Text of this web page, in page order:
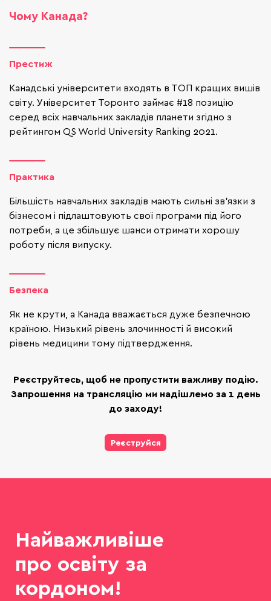
Чому Канада?
Престиж
Канадські університети входять в ТОП кращих вишів
світу. Університет Торонто займає #18 позицію
серед всіх навчальних закладів планети згідно з
рейтингом QS World University Ranking 2021.
Практика
Більшість навчальних закладів мають сильні зв'язки з
бізнесом і підлаштовують свої програми під його
потреби, а це збільшує шанси отримати хорошу
роботу після випуску.
Безпека
Як не крути, а Канада вважається дуже безпечною
країною. Низький рівень злочинності й високий
рівень медицини тому підтвердження.
Реєструйтесь, щоб не пропустити важливу подію.
Запрошення на трансляцію ми надішлемо за 1 день
до заходу!
Реєструйся
Найважливіше
про освіту за
кордоном!